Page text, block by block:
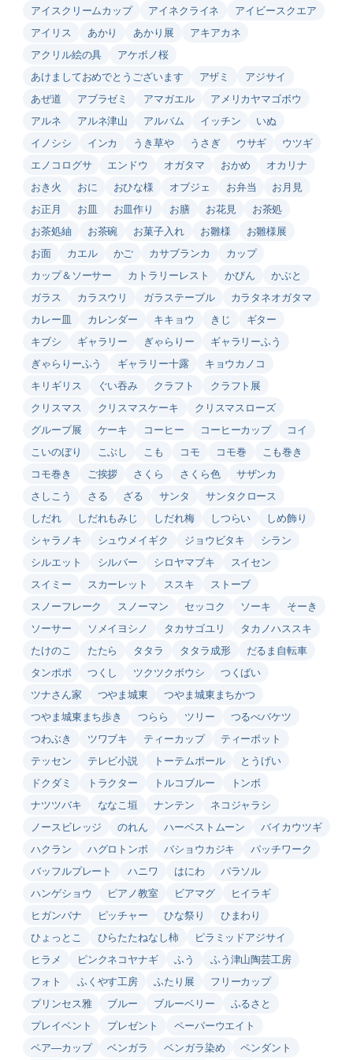
アイスクリームカップ アイネクライネ
アイビースクエア
アイリス
あかり あかり展
アキアカネ
アクリル絵の具
アケボノ桜
あけましておめでとうございます
アザミ
アジサイ
あぜ道
アブラゼミ アマガエル
アメリカヤマゴボウ
アルネ
アルネ津山 アルバム イッチン
いぬ
イノシシ
インカ うき草や うさぎ ウサギ
ウツギ
エノコログサ
エンドウ オガタマ おかめ
オカリナ
おき火
おに おひな様 オブジェ お弁当
お月見
お正月
お皿 お皿作り お膳 お花見
お茶処
お茶処紬
お茶碗 お菓子入れ お雛様
お雛様展
お面
カエル かご カサブランカ
カップ
カップ＆ソーサー
カトラリーレスト かびん
かぶと
ガラス
カラスウリ ガラステーブル
カラタネオガタマ
カレー皿
カレンダー キキョウ きじ
ギター
キブシ
ギャラリー ぎゃらりー
ギャラリーふう
ぎゃらりーふう
ギャラリー十露
キョウカノコ
キリギリス
ぐい吞み クラフト
クラフト展
クリスマス
クリスマスケーキ
クリスマスローズ
グループ展
ケーキ コーヒー コーヒーカップ
コイ
こいのぼり
こぶし こも コモ コモ巻
こも巻き
コモ巻き
ご挨拶 さくら さくら色
サザンカ
さしこう
さる ざる サンタ
サンタクロース
しだれ
しだれもみじ しだれ梅 しつらい
しめ飾り
シャラノキ
シュウメイギク ジョウビタキ
シラン
シルエット
シルバー シロヤマブキ
スイセン
スイミー
スカーレット ススキ
ストーブ
スノーフレーク
スノーマン セッコク ソーキ
そーき
ソーサー
ソメイヨシノ タカサゴユリ
タカノハススキ
たけのこ
たたら タタラ タタラ成形
だるま自転車
タンポポ
つくし ツクツクボウシ
つくばい
ツナさん家
つやま城東
つやま城東まちかつ
つやま城東まち歩き
つらら ツリー
つるべバケツ
つわぶき
ツワブキ ティーカップ
ティーポット
テッセン
テレビ小説 トーテムポール
とうげい
ドクダミ
トラクター トルコブルー
トンボ
ナツツバキ
ななこ垣 ナンテン
ネコジャラシ
ノースビレッジ
のれん ハーベストムーン
バイカウツギ
ハクラン
ハグロトンボ バショウカジキ
パッチワーク
バッフルプレート
ハニワ はにわ
パラソル
ハンゲショウ
ピアノ教室 ビアマグ
ヒイラギ
ヒガンバナ
ピッチャー ひな祭り
ひまわり
ひょっとこ
ひらたたねなし柿
ピラミッドアジサイ
ヒラメ
ピンクネコヤナギ ふう
ふう津山陶芸工房
フォト
ふくやす工房 ふたり展
フリーカップ
プリンセス雅
ブルー ブルーベリー
ふるさと
プレイベント
プレゼント
ペーパーウエイト
ペア―カップ
ベンガラ ベンガラ染め
ペンダント